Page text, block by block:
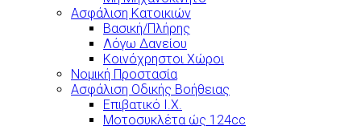
Ασφάλιση Κατοικιών
Βασική/Πλήρης
Λόγω Δανείου
Κοινόχρηστοι Χώροι
Νομική Προστασία
Ασφάλιση Οδικής Βοήθειας
Επιβατικό Ι.Χ.
Μοτοσυκλέτα ώς 124cc